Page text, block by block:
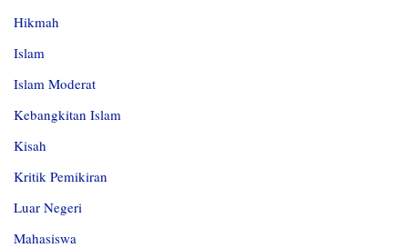
Hikmah
Islam
Islam Moderat
Kebangkitan Islam
Kisah
Kritik Pemikiran
Luar Negeri
Mahasiswa